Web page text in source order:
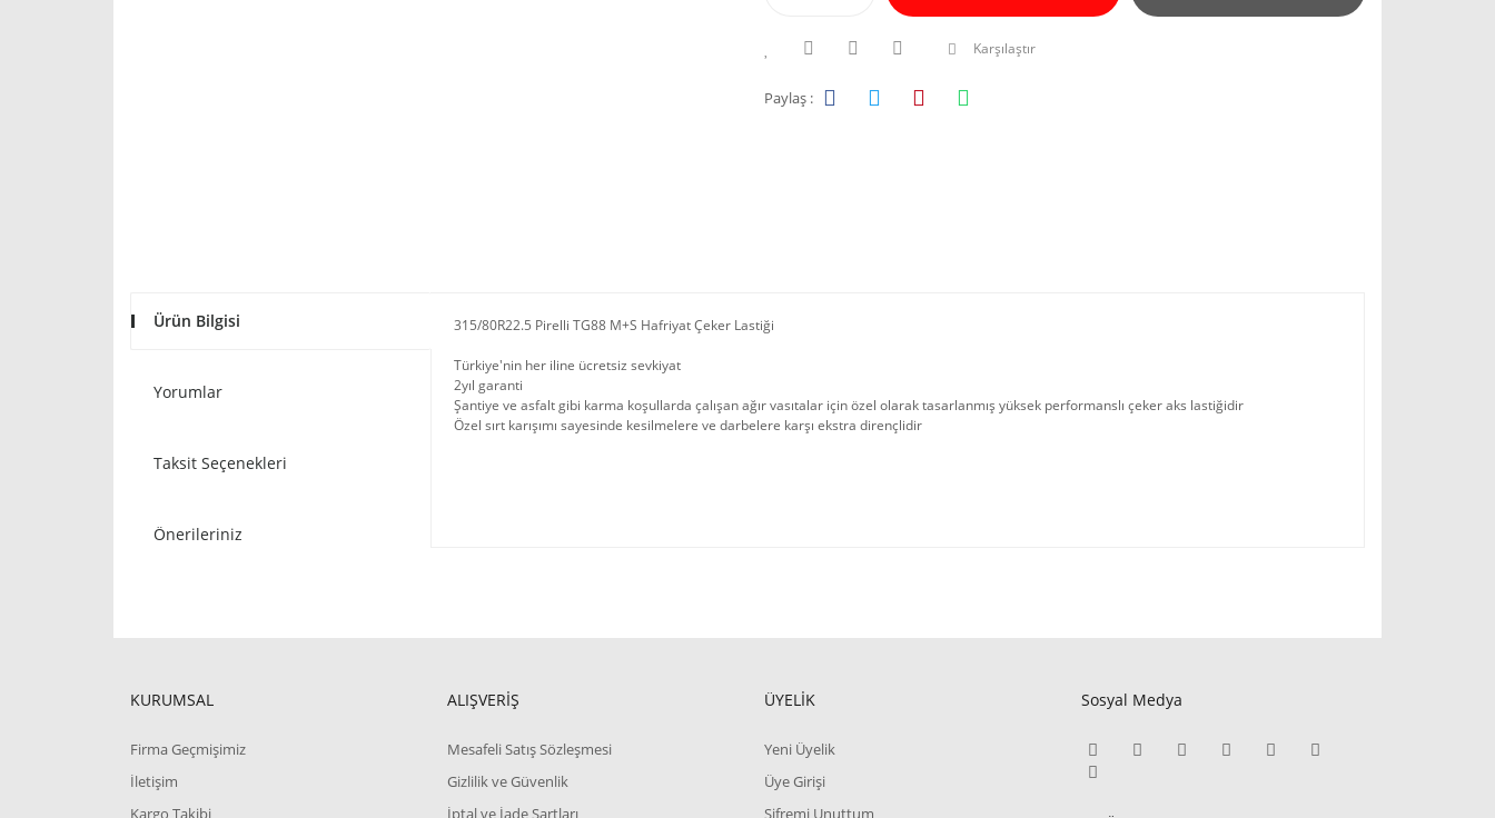
Karşılaştır
Paylaş :
Ürün Bilgisi
Yorumlar
Taksit Seçenekleri
Önerileriniz
315/80R22.5 Pirelli TG88 M+S Hafriyat Çeker Lastiği
Türkiye'nin her iline ücretsiz sevkiyat
2yıl garanti
Şantiye ve asfalt gibi karma koşullarda çalışan ağır vasıtalar için özel olarak tasarlanmış yüksek performanslı çeker aks lastiğidir
Özel sırt karışımı sayesinde kesilmelere ve darbelere karşı ekstra dirençlidir
KURUMSAL
Firma Geçmişimiz
İletişim
Kargo Takibi
ALIŞVERİŞ
Mesafeli Satış Sözleşmesi
Gizlilik ve Güvenlik
İptal ve İade Şartları
ÜYELİK
Yeni Üyelik
Üye Girişi
Şifremi Unuttum
Sosyal Medya